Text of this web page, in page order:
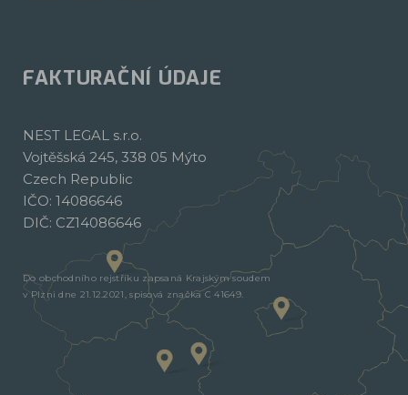
FAKTURAČNÍ ÚDAJE
NEST LEGAL s.r.o.
Vojtěšská 245, 338 05 Mýto
Czech Republic
IČO: 14086646
DIČ: CZ14086646
Do obchodního rejstříku zapsaná Krajským soudem
v Plzni dne 21.12.2021, spisová značka C 41649.